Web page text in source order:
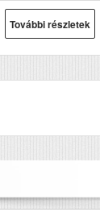
További részletek